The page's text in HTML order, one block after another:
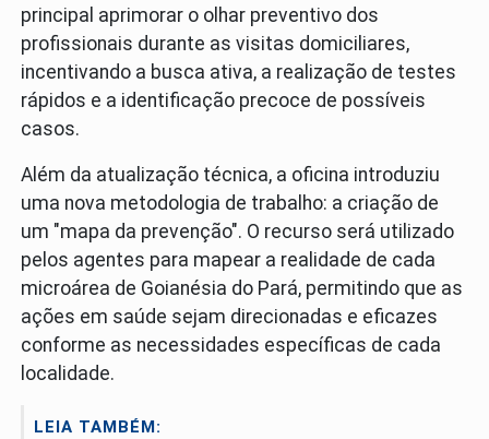
principal aprimorar o olhar preventivo dos
profissionais durante as visitas domiciliares,
incentivando a busca ativa, a realização de testes
rápidos e a identificação precoce de possíveis
casos.
Além da atualização técnica, a oficina introduziu
uma nova metodologia de trabalho: a criação de
um "mapa da prevenção". O recurso será utilizado
pelos agentes para mapear a realidade de cada
microárea de Goianésia do Pará, permitindo que as
ações em saúde sejam direcionadas e eficazes
conforme as necessidades específicas de cada
localidade.
LEIA TAMBÉM: